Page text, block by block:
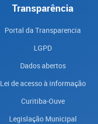
Transparência
Portal da Transparencia
LGPD
Dados abertos
Lei de acesso à informação
Curitiba-Ouve
Legislação Municipal